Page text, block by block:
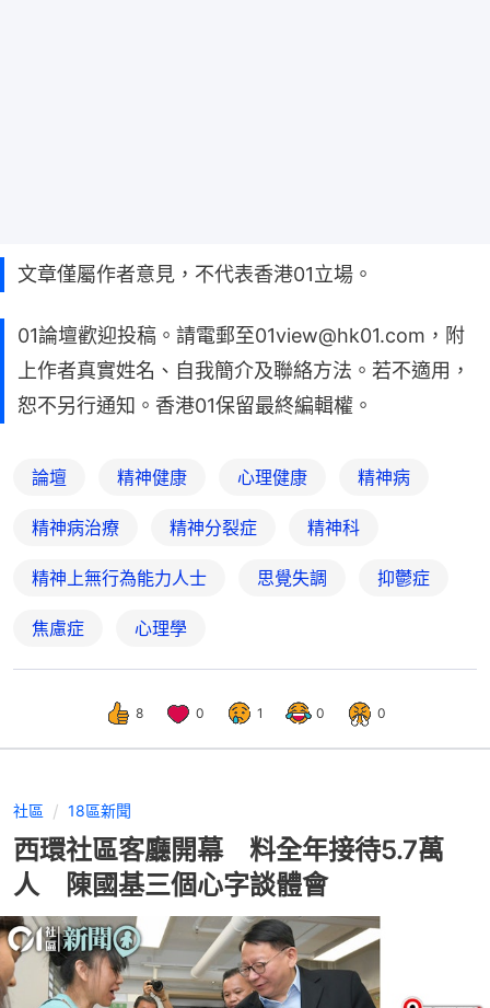
文章僅屬作者意見，不代表香港01立場。
01論壇歡迎投稿。請電郵至01view@hk01.com，附
上作者真實姓名、自我簡介及聯絡方法。若不適用，
恕不另行通知。香港01保留最終編輯權。
論壇 精神健康 心理健康 精神病
精神病治療 精神分裂症 精神科
精神上無行為能力人士 思覺失調 抑鬱症
焦慮症 心理學
8 0 1 0 0
社區 18區新聞
西環社區客廳開幕 料全年接待5.7萬
人 陳國基三個心字談體會